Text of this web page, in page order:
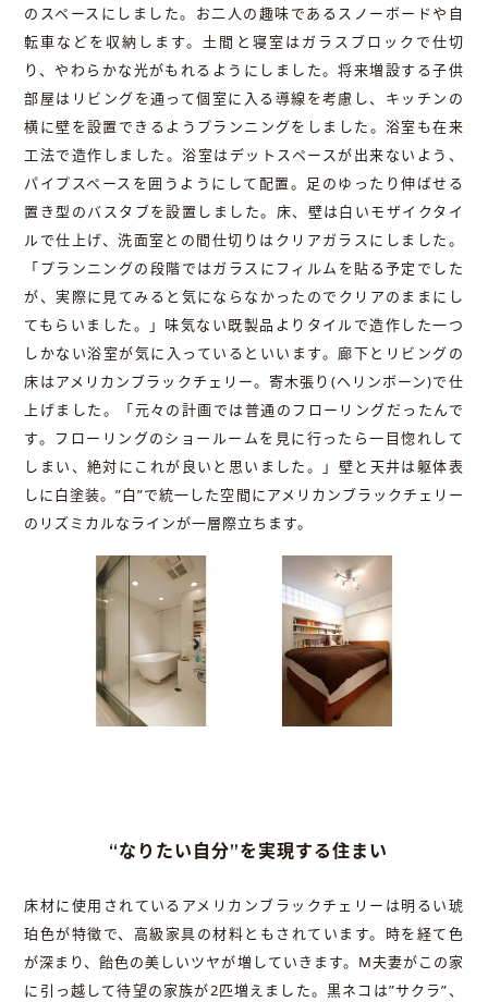
のスペースにしました。お二人の趣味であるスノーボードや自
転車などを収納します。土間と寝室はガラスブロックで仕切
り、やわらかな光がもれるようにしました。将来増設する子供
部屋はリビングを通って個室に入る導線を考慮し、キッチンの
横に壁を設置できるようプランニングをしました。浴室も在来
工法で造作しました。浴室はデットスペースが出来ないよう、
パイプスペースを囲うようにして配置。足のゆったり伸ばせる
置き型のバスタブを設置しました。床、壁は白いモザイクタイ
ルで仕上げ、洗面室との間仕切りはクリアガラスにしました。
「プランニングの段階ではガラスにフィルムを貼る予定でした
が、実際に見てみると気にならなかったのでクリアのままにし
てもらいました。」味気ない既製品よりタイルで造作した一つ
しかない浴室が気に入っているといいます。廊下とリビングの
床はアメリカンブラックチェリー。寄木張り(ヘリンボーン)で仕
上げました。「元々の計画では普通のフローリングだったんで
す。フローリングのショールームを見に行ったら一目惚れして
しまい、絶対にこれが良いと思いました。」壁と天井は躯体表
しに白塗装。”白”で統一した空間にアメリカンブラックチェリー
のリズミカルなラインが一層際立ちます。
“なりたい自分”を実現する住まい
床材に使用されているアメリカンブラックチェリーは明るい琥
珀色が特徴で、高級家具の材料ともされています。時を経て色
が深まり、飴色の美しいツヤが増していきます。M夫妻がこの家
に引っ越して待望の家族が2匹増えました。黒ネコは”サクラ”、